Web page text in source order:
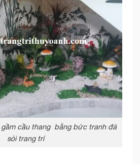
gầm cầu thang bằng bức tranh đá
sỏi trang trí